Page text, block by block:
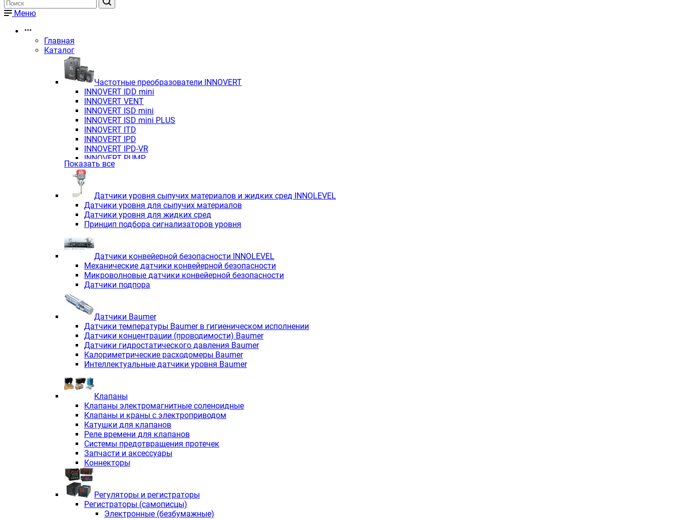
Меню
Главная
Каталог
Частотные преобразователи INNOVERT
INNOVERT IDD mini
INNOVERT VENT
INNOVERT ISD mini
INNOVERT ISD mini PLUS
INNOVERT ITD
INNOVERT IРD
INNOVERT IРD-VR
INNOVERT PUMP
Показать все
Датчики уровня сыпучих материалов и жидких сред INNOLEVEL
Датчики уровня для сыпучих материалов
Датчики уровня для жидких сред
Принцип подбора сигнализаторов уровня
Датчики конвейерной безопасности INNOLEVEL
Механические датчики конвейерной безопасности
Микроволновые датчики конвейерной безопасности
Датчики подпора
Датчики Baumer
Датчики температуры Baumer в гигиеническом исполнении
Датчики концентрации (проводимости) Baumer
Датчики гидростатического давления Baumer
Калориметрические расходомеры Baumer
Интеллектуальные датчики уровня Baumer
Клапаны
Клапаны электромагнитные соленоидные
Клапаны и краны с электроприводом
Катушки для клапанов
Реле времени для клапанов
Системы предотвращения протечек
Запчасти и аксессуары
Коннекторы
Регуляторы и регистраторы
Регистраторы (самописцы)
Электронные (безбумажные)